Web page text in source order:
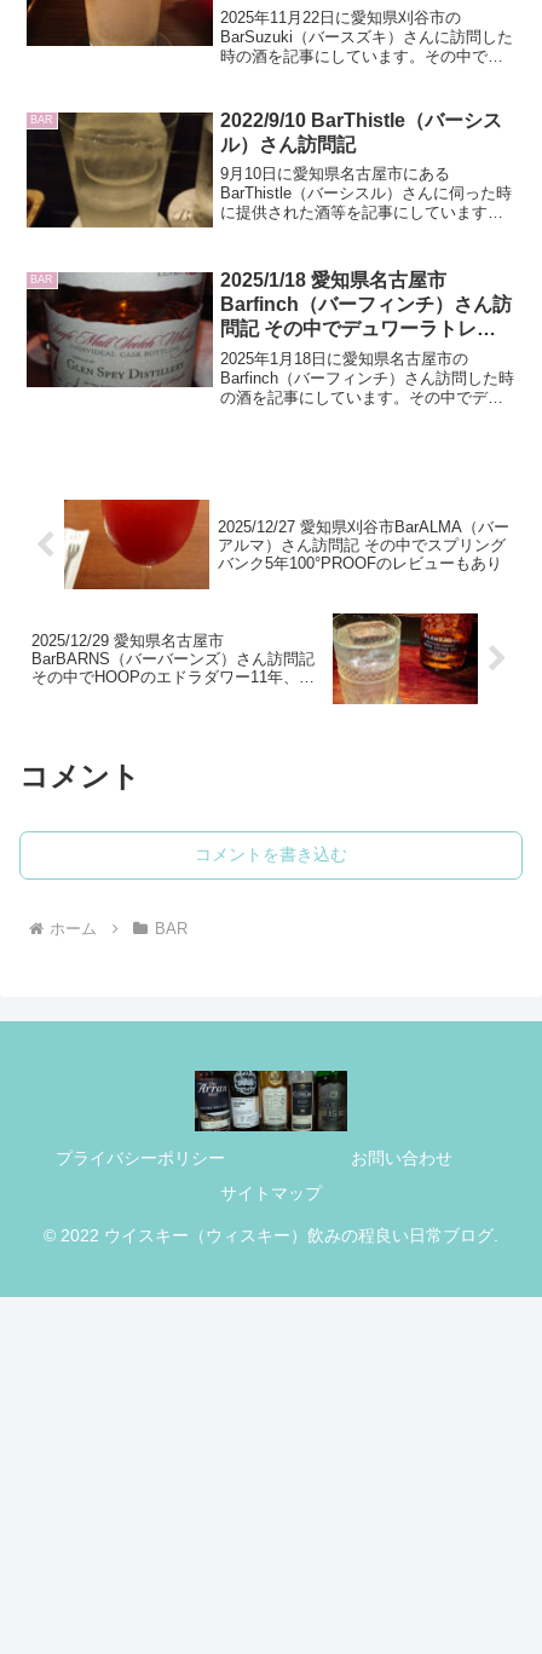
SPICEとスノーフレークのグレン
マレイ12年のレビューもあり
2025年11月22日に愛知県刈谷市の
BarSuzuki（バースズキ）さんに訪問した
時の酒を記事にしています。その中でグ
ます
BAR
2022/9/10 BarThistle（バーシス
ル）さん訪問記
9月10日に愛知県名古屋市にある
BarThistle（バーシスル）さんに伺った時
に提供された酒等を記事にしています。
BAR
2025/1/18 愛知県名古屋市
Barfinch（バーフィンチ）さん訪
問記 その中でデュワーラトレー
のグレンスペイ27年とウイスキー
マガジンのクラガンモア22年のレ
ビューもあり
2025年1月18日に愛知県名古屋市の
Barfinch（バーフィンチ）さん訪問した時
の酒を記事にしています。その中でデュ
2025/12/27 愛知県刈谷市BarALMA（バー
アルマ）さん訪問記 その中でスプリング
バンク5年100°PROOFのレビューもあり
2025/12/29 愛知県名古屋市
BarBARNS（バーバーンズ）さん訪問記
その中でHOOPのエドラダワー11年、ロ
コメント
コメントを書き込む
ホーム BAR
プライバシーポリシー
お問い合わせ
サイトマップ
© 2022 ウイスキー（ウィスキー）飲みの程良い日常ブログ.